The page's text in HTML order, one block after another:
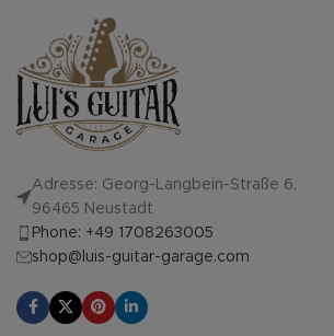
Adresse: Georg-Langbein-Straße 6,
96465 Neustadt
Phone: +49 1708263005
shop@luis-guitar-garage.com